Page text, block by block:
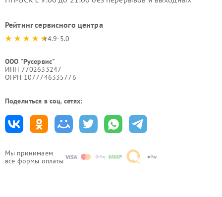
Мы принимаем
все формы оплаты
Рейтинг сервисного центра
4.9-5.0
ООО "Русервис"
ИНН 7702633247
ОГРН 1077746335776
Поделиться в соц. сетях: